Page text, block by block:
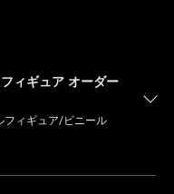
ィギュア オーダー
フィギュア/ビニール